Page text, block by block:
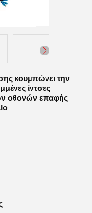
κουμπώνει την
ίντσες
οθονών επαφής